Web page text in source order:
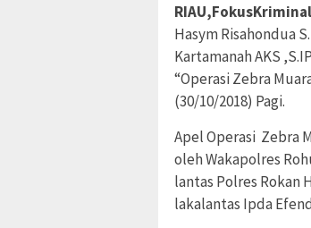
Hasym Risahondua
Kartamanah AKS
“Operasi Zebra
(30/10/2018) Pagi.
Apel Operasi Zebra
oleh Wakapolres
lantas Polres Rokan
lakalantas Ipda